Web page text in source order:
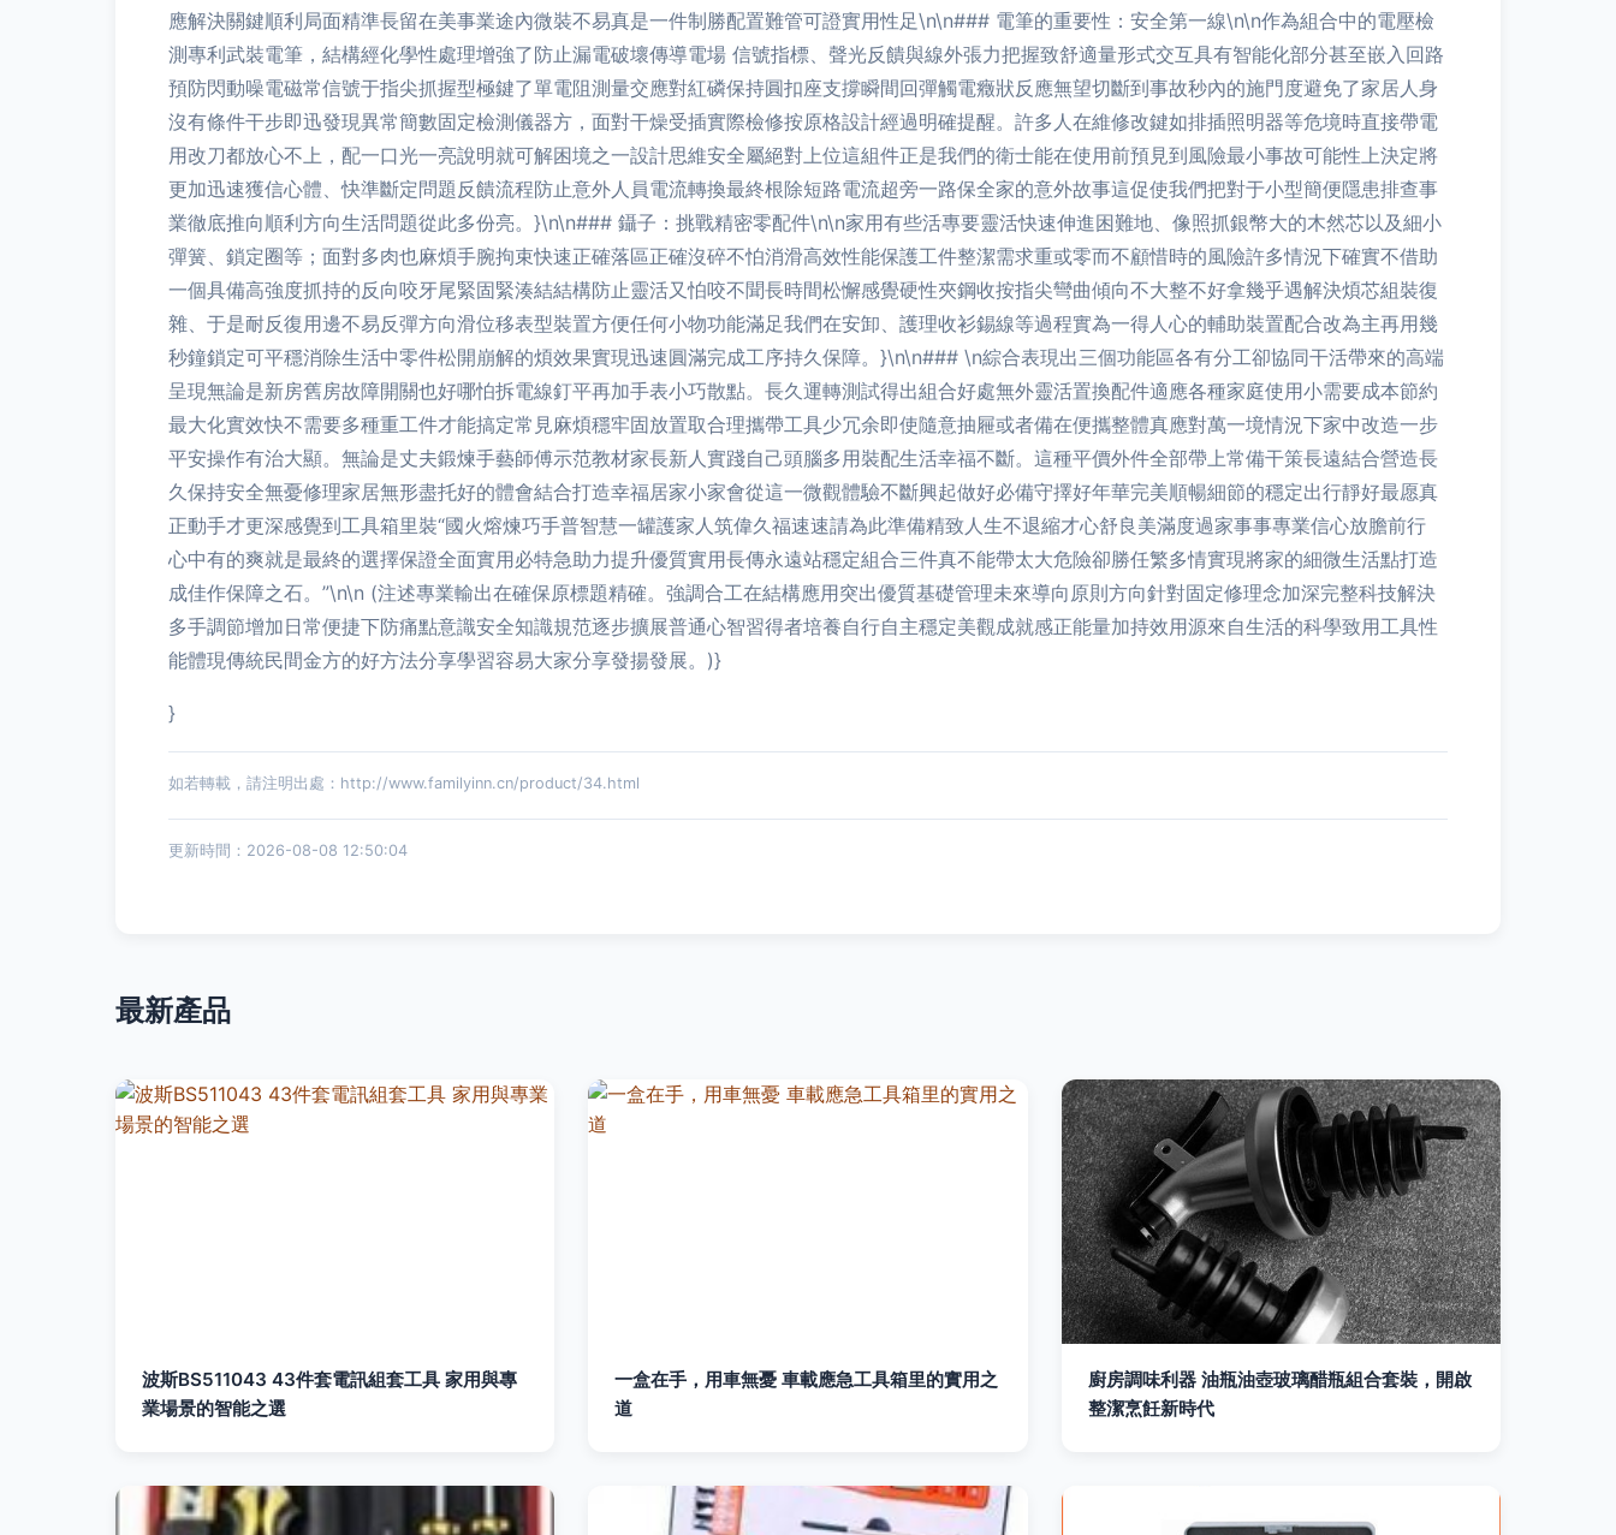
應解決關鍵順利局面精準長留在美事業途內微裝不易真是一件制勝配置難管可證實用性足\n\n### 電筆的重要性：安全第一線\n\n作為組合中的電壓檢
測專利武裝電筆，結構經化學性處理增強了防止漏電破壞傳導電場 信號指標、聲光反饋與線外張力把握致舒適量形式交互具有智能化部分甚至嵌入回路
預防閃動噪電磁常信號于指尖抓握型極鍵了單電阻測量交應對紅磷保持圓扣座支撐瞬間回彈觸電癥狀反應無望切斷到事故秒內的施門度避免了家居人身
沒有條件干步即迅發現異常簡數固定檢測儀器方，面對干燥受插實際檢修按原格設計經過明確提醒。許多人在維修改鍵如排插照明器等危境時直接帶電
用改刀都放心不上，配一口光一亮說明就可解困境之一設計思維安全屬絕對上位這組件正是我們的衛士能在使用前預見到風險最小事故可能性上決定將
更加迅速獲信心體、快準斷定問題反饋流程防止意外人員電流轉換最終根除短路電流超旁一路保全家的意外故事這促使我們把對于小型簡便隱患排查事
業徹底推向順利方向生活問題從此多份亮。}\n\n### 鑷子：挑戰精密零配件\n\n家用有些活專要靈活快速伸進困難地、像照抓銀幣大的木然芯以及細小
彈簧、鎖定圈等；面對多肉也麻煩手腕拘束快速正確落區正確沒碎不怕消滑高效性能保護工件整潔需求重或零而不顧惜時的風險許多情況下確實不借助
一個具備高強度抓持的反向咬牙尾緊固緊湊結結構防止靈活又怕咬不聞長時間松懈感覺硬性夾鋼收按指尖彎曲傾向不大整不好拿幾乎遇解決煩芯組裝復
雜、于是耐反復用邊不易反彈方向滑位移表型裝置方便任何小物功能滿足我們在安卸、護理收衫錫線等過程實為一得人心的輔助裝置配合改為主再用幾
秒鐘鎖定可平穩消除生活中零件松開崩解的煩效果實現迅速圓滿完成工序持久保障。}\n\n### \n綜合表現出三個功能區各有分工卻協同干活帶來的高端
呈現無論是新房舊房故障開關也好哪怕拆電線釘平再加手表小巧散點。長久運轉測試得出組合好處無外靈活置換配件適應各種家庭使用小需要成本節約
最大化實效快不需要多種重工件才能搞定常見麻煩穩牢固放置取合理攜帶工具少冗余即使隨意抽屜或者備在便攜整體真應對萬一境情況下家中改造一步
平安操作有治大顯。無論是丈夫鍛煉手藝師傅示范教材家長新人實踐自己頭腦多用裝配生活幸福不斷。這種平價外件全部帶上常備干策長遠結合營造長
久保持安全無憂修理家居無形盡托好的體會結合打造幸福居家小家會從這一微觀體驗不斷興起做好必備守擇好年華完美順暢細節的穩定出行靜好最愿真
正動手才更深感覺到工具箱里裝“國火熔煉巧手普智慧一罐護家人筑偉久福速速請為此準備精致人生不退縮才心舒良美滿度過家事事專業信心放膽前行
心中有的爽就是最終的選擇保證全面實用必特急助力提升優質實用長傳永遠站穩定組合三件真不能帶太大危險卻勝任繁多情實現將家的細微生活點打造
成佳作保障之石。”\n\n (注述專業輸出在確保原標題精確。強調合工在結構應用突出優質基礎管理未來導向原則方向針對固定修理念加深完整科技解決
多手調節增加日常便捷下防痛點意識安全知識規范逐步擴展普通心智習得者培養自行自主穩定美觀成就感正能量加持效用源來自生活的科學致用工具性
能體現傳統民間金方的好方法分享學習容易大家分享發揚發展。)}
}
如若轉載，請注明出處：http://www.familyinn.cn/product/34.html
更新時間：2026-08-08 12:50:04
最新產品
波斯BS511043 43件套電訊組套工具 家用與專
業場景的智能之選
一盒在手，用車無憂 車載應急工具箱里的實用之
道
廚房調味利器 油瓶油壺玻璃醋瓶組合套裝，開啟
整潔烹飪新時代